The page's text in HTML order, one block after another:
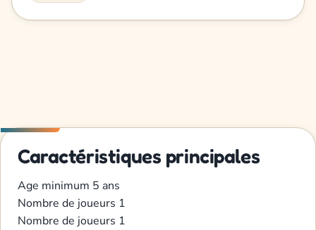
Caractéristiques principales
Age minimum 5 ans
Nombre de joueurs 1
Nombre de joueurs 1